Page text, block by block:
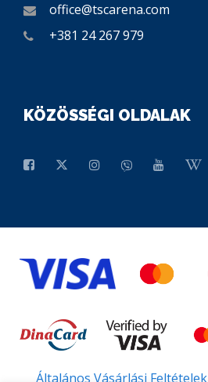
office@tscarena.com
+381 24 267 979
KÖZÖSSÉGI OLDALAK
Általános Vásárlási Feltételek